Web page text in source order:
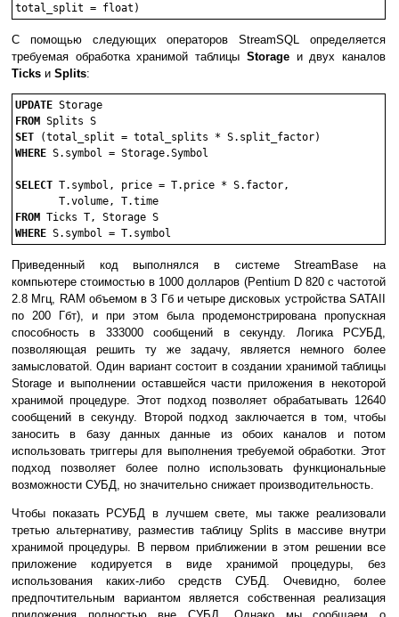
total_split = float)
С помощью следующих операторов StreamSQL определяется
требуемая обработка хранимой таблицы Storageи двух каналов
Ticks и Splits:
UPDATE
FROM
SET
WHERE S.symbol = Storage.Symbol
SELECT T.symbol, price = T.price * S.factor,
FROM
WHERE S.symbol = T.symbol
Приведенный код выполнялся в системе StreamBase на
компьютере стоимостью в 1000 долларов (Pentium D 820 с частотой
2.8 Мгц, RAM объемом в 3 Гб и четыре дисковых устройства SATAII
по 200 Гбт), и при этом была продемонстрирована пропускная
способность в 333000 сообщений в секунду. Логика РСУБД,
позволяющая решить ту же задачу, является немного более
замысловатой. Один вариант состоит в создании хранимой таблицы
Storage и выполнении оставшейся части приложения в некоторой
хранимой процедуре. Этот подход позволяет обрабатывать 12640
сообщений в секунду. Второй подход заключается в том, чтобы
заносить в базу данных данные из обоих каналов и потом
использовать триггеры для выполнения требуемой обработки. Этот
подход позволяет более полно использовать функциональные
возможности СУБД, но значительно снижает производительность.
Чтобы показать РСУБД в лучшем свете, мы также реализовали
третью альтернативу, разместив таблицу Splits в массиве внутри
хранимой процедуры. В первом приближении в этом решении все
приложение кодируется в виде хранимой процедуры, без
использования каких-либо средств СУБД. Очевидно, более
предпочтительным вариантом является собственная реализация